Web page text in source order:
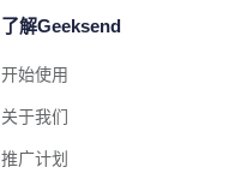
了解Geeksend
开始使用
关于我们
推广计划